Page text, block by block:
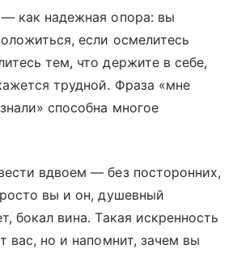
— как надежная опора: вы
если осмелитесь
тем, что держите в себе,
трудной. Фраза «мне
способна многое
вдвоем — без посторонних,
вы и он, душевный
бокал вина. Такая искренность
вас, но и напомнит, зачем вы